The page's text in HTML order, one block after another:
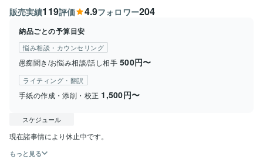
販売実績119評価 4.9フォロワー204
納品ごとの予算目安
悩み相談・カウンセリング
愚痴聞き/お悩み相談/話し相手 500円〜
ライティング・翻訳
手紙の作成・添削・校正 1,500円〜
スケジュール
現在諸事情により休止中です。
もっと見る